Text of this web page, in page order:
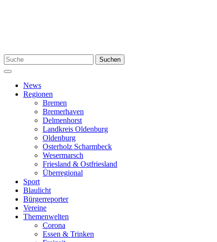
Suchen
nach:
Suchen
Menü
News
Regionen
Bremen
Bremerhaven
Delmenhorst
Landkreis Oldenburg
Oldenburg
Osterholz Scharmbeck
Wesermarsch
Friesland & Ostfriesland
Überregional
Sport
Blaulicht
Bürgerreporter
Vereine
Themenwelten
Corona
Essen & Trinken